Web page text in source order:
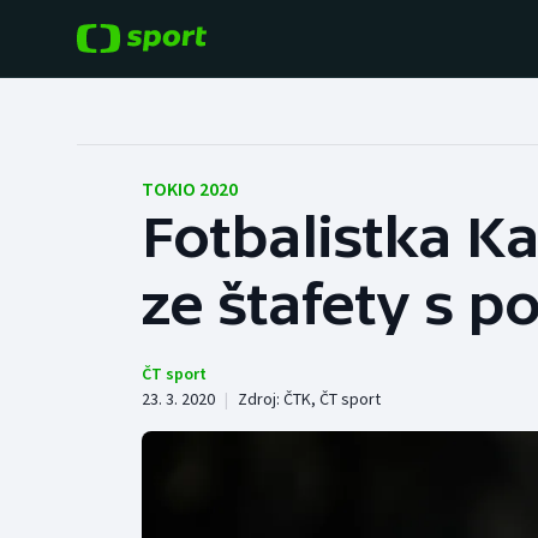
Hokej
Tenis
Cyklistika
Baseball a softbal
Basketbal
Boby a skeleton
TOKIO 2020
Fotbalistka
ze štafety s
ČT sport
23. 3. 2020 | Zdroj: ČTK, ČT sport